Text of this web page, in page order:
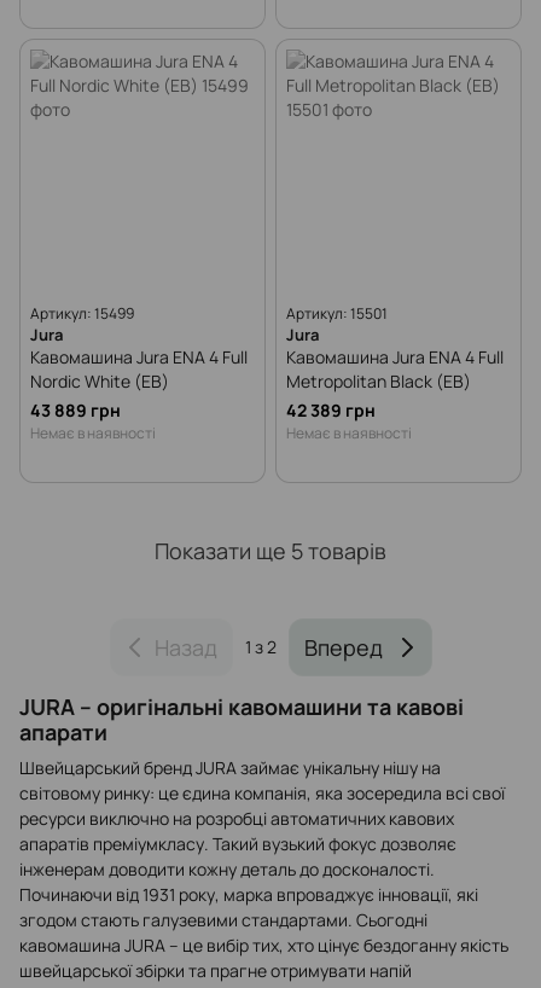
Артикул: 15499
Jura
Кавомашина Jura ENA 4 Full
Nordic White (EB)
43 889 грн
Немає в наявності
Артикул: 15501
Jura
Кавомашина Jura ENA 4 Full
Metropolitan Black (EB)
42 389 грн
Немає в наявності
Показати ще 5 товарів
Назад 1 з 2 Вперед
JURA – оригінальні кавомашини та кавові
апарати
Швейцарський бренд JURA займає унікальну нішу на
світовому ринку: це єдина компанія, яка зосередила всі свої
ресурси виключно на розробці автоматичних кавових
апаратів преміумкласу. Такий вузький фокус дозволяє
інженерам доводити кожну деталь до досконалості.
Починаючи від 1931 року, марка впроваджує інновації, які
згодом стають галузевими стандартами. Сьогодні
кавомашина JURA – це вибір тих, хто цінує бездоганну якість
швейцарської збірки та прагне отримувати напій